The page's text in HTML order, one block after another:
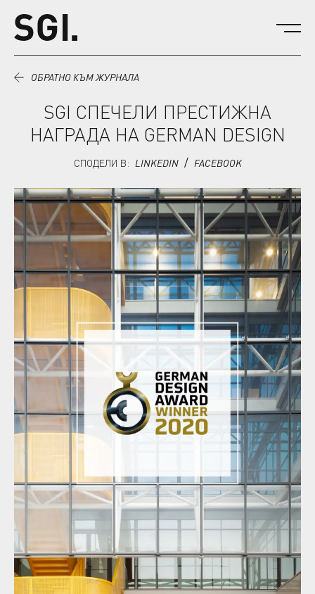
ОБРАТНО КЪМ ЖУРНАЛА
SGI СПЕЧЕЛИ ПРЕСТИЖНА
НАГРАДА НА GERMAN DESIGN
СПОДЕЛИ В: LINKEDIN FACEBOOK